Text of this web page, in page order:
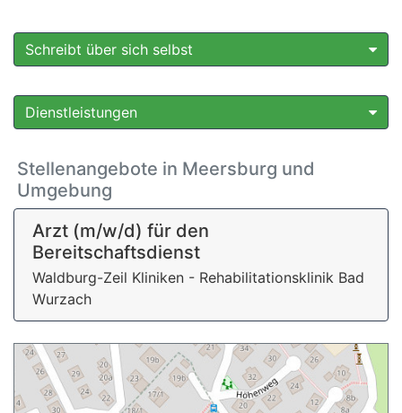
Schreibt über sich selbst
Dienstleistungen
Stellenangebote in Meersburg und
Umgebung
Arzt (m/w/d) für den
Bereitschaftsdienst
Waldburg-Zeil Kliniken - Rehabilitationsklinik Bad
Wurzach